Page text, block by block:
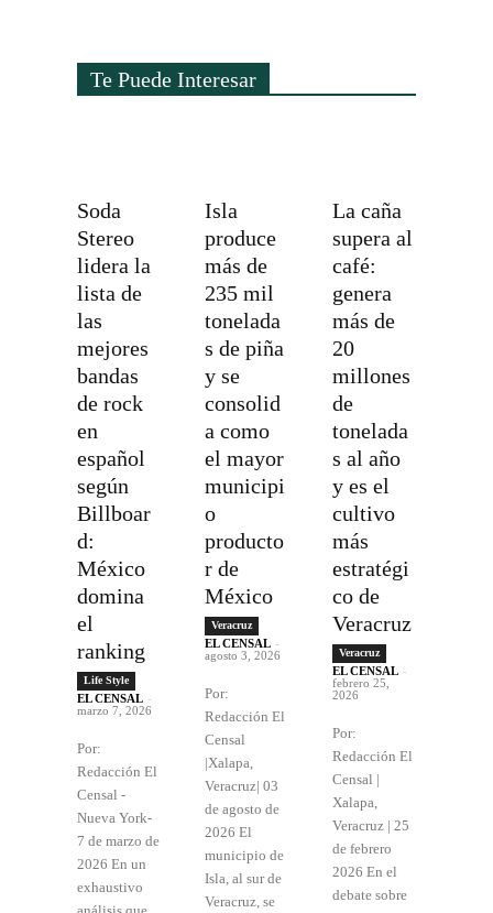
Te Puede Interesar
Soda
Stereo
lidera la
lista de
las
mejores
bandas
de rock
en
español
según
Billboar
d:
México
domina
el
ranking
Life Style
EL CENSAL -
marzo 7, 2026
Por:
Redacción El
Censal -
Nueva York-
7 de marzo de
2026 En un
exhaustivo
Isla
produce
más de
235 mil
tonelada
s de piña
y se
consolid
a como
el mayor
municipi
o
producto
r de
México
Veracruz
EL CENSAL -
agosto 3, 2026
Por:
Redacción El
Censal
|Xalapa,
Veracruz| 03
de agosto de
2026 El
municipio de
Isla, al sur de
Veracruz, se
La caña
supera al
café:
genera
más de
20
millones
de
tonelada
s al año
y es el
cultivo
más
estratégi
co de
Veracruz
Veracruz
EL CENSAL -
febrero 25,
2026
Por:
Redacción El
Censal |
Xalapa,
Veracruz | 25
de febrero
2026 En el
debate sobre